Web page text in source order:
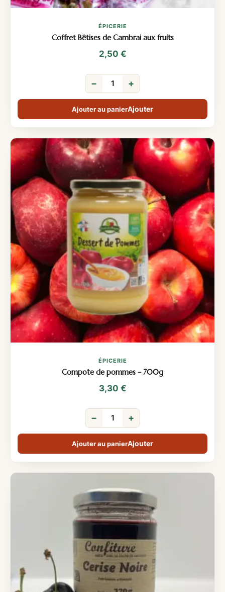
ÉPICERIE
Coffret Bêtises de Cambrai aux fruits
2,50 €
− +
Ajouter au panier
ÉPICERIE
Compote de pommes – 700g
3,30 €
− +
Ajouter au panier